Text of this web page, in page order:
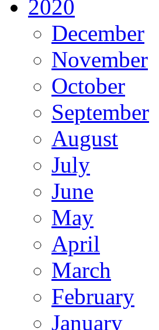
2020
December
November
October
September
August
July
June
May
April
March
February
January